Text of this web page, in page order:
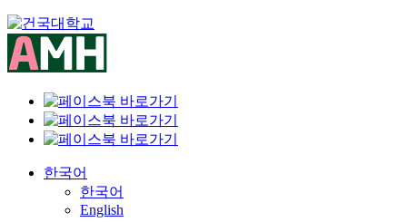
Skip
to
content
한국어
한국어
English